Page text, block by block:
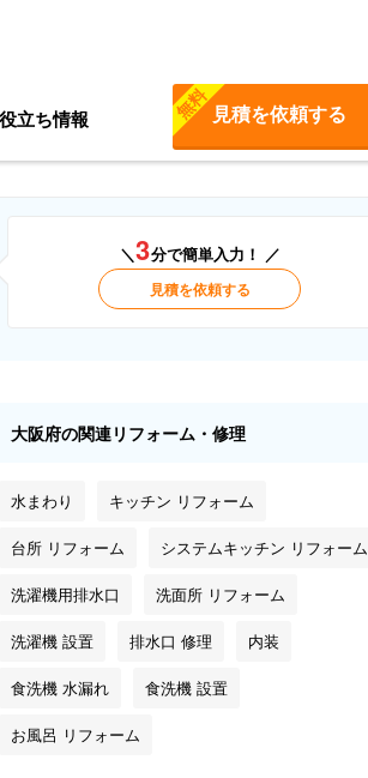
立ち情報 見積を依頼する
無料
＼3分で簡単入力！ ／
見積を依頼する
大阪府の関連リフォーム・修理
水まわり キッチン リフォーム
台所 リフォーム システムキッチン リフォーム
洗濯機用排水口 洗面所 リフォーム
洗濯機 設置 排水口 修理 内装
食洗機 水漏れ 食洗機 設置
お風呂 リフォーム